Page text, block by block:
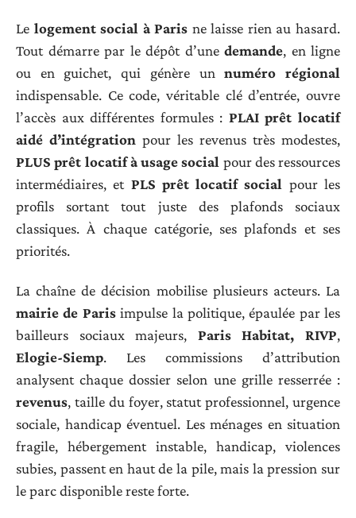
Le logement social à Paris ne laisse rien au hasard.
Tout démarre par le dépôt d’une demande, en ligne
ou en guichet, qui génère unnuméro régional
indispensable. Ce code, véritable clé d’entrée, ouvre
l’accès aux différentes formules : PLAI prêt locatif
aidé d’intégration pour les revenus très modestes,
PLUS prêt locatif à usage social pour des ressources
intermédiaires, et PLS prêt locatif social pour les
profils sortant tout juste des plafonds sociaux
classiques. À chaque catégorie, ses plafonds et ses
priorités.
La chaîne de décision mobilise plusieurs acteurs. La
mairie de Parisimpulse la politique, épaulée par les
bailleurs sociaux majeurs, Paris Habitat, RIVP,
Elogie-Siemp. Les commissions d’attribution
analysent chaque dossier selon une grille resserrée :
revenus, taille du foyer, statut professionnel, urgence
sociale, handicap éventuel. Les ménages en situation
fragile, hébergement instable, handicap, violences
subies, passent en haut de la pile, mais la pression sur
le parc disponible reste forte.